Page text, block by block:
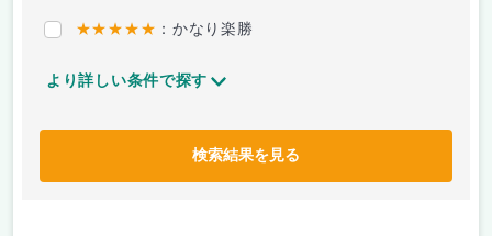
★★★★★ ：かなり楽勝
より詳しい条件で探す
検索結果を見る